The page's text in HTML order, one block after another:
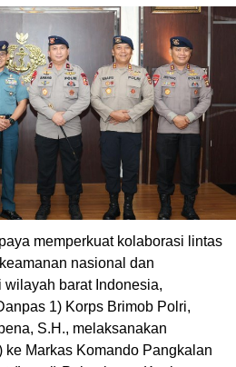
memperkuat kolaborasi lintas
nasional dan
barat Indonesia,
1) Korps Brimob Polri,
S.H., melaksanakan
ke Markas Komando Pangkalan